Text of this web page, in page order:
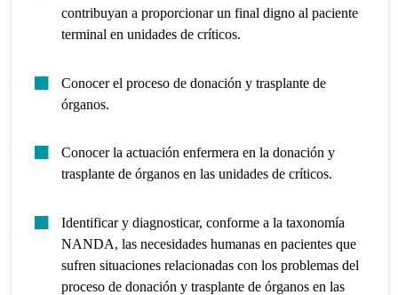
contribuyan a proporcionar un final digno al paciente
terminal en unidades de críticos.
Conocer el proceso de donación y trasplante de
órganos.
Conocer la actuación enfermera en la donación y
trasplante de órganos en las unidades de críticos.
Identificar y diagnosticar, conforme a la taxonomía
NANDA, las necesidades humanas en pacientes que
sufren situaciones relacionadas con los problemas del
proceso de donación y trasplante de órganos en las